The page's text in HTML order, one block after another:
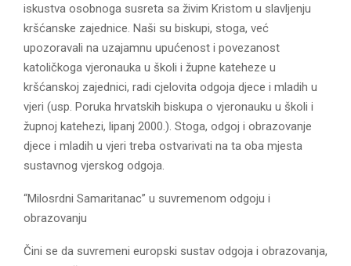
iskustva osobnoga susreta sa živim Kristom u slavljenju
kršćanske zajednice. Naši su biskupi, stoga, već
upozoravali na uzajamnu upućenost i povezanost
katoličkoga vjeronauka u školi i župne kateheze u
kršćanskoj zajednici, radi cjelovita odgoja djece i mladih u
vjeri (usp. Poruka hrvatskih biskupa o vjeronauku u školi i
župnoj katehezi, lipanj 2000.). Stoga, odgoj i obrazovanje
djece i mladih u vjeri treba ostvarivati na ta oba mjesta
sustavnog vjerskog odgoja.
“Milosrdni Samaritanac” u suvremenom odgoju i
obrazovanju
Čini se da suvremeni europski sustav odgoja i obrazovanja,